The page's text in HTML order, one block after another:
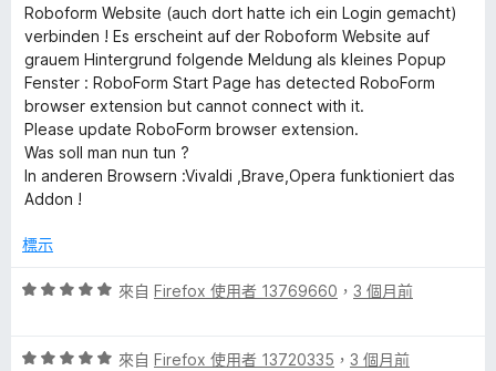
Roboform Website (auch dort hatte ich ein Login gemacht)
verbinden ! Es erscheint auf der Roboform Website auf
grauem Hintergrund folgende Meldung als kleines Popup
Fenster : RoboForm Start Page has detected RoboForm
browser extension but cannot connect with it.
Please update RoboForm browser extension.
Was soll man nun tun ?
In anderen Browsern :Vivaldi ,Brave,Opera funktioniert das
Addon !
標示
評
分
來自 Firefox 使用者 13769660 ， 3 個月前
評
來自 Firefox 使用者 13720335 ， 3 個月前